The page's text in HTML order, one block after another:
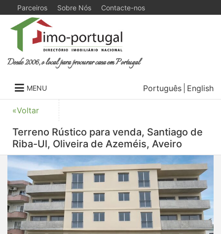
Parceiros Sobre Nós Contacte-nos
Desde 2006, o local para procurar casa em Portugal
MENU Português English
«Voltar
Terreno Rústico para venda, Santiago de
Riba-Ul, Oliveira de Azeméis, Aveiro